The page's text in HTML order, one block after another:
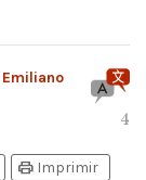
Emiliano
4
print Imprimir